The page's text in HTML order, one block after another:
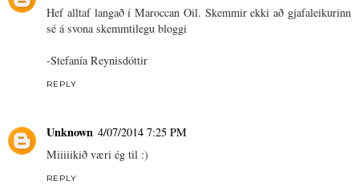
Hef alltaf langað í Maroccan Oil. Skemmir ekki að gjafaleikurinn
sé á svona skemmtilegu bloggi
-Stefanía Reynisdóttir
REPLY
Unknown 4/07/2014 7:25 PM
Miiiiikið væri ég til :)
REPLY